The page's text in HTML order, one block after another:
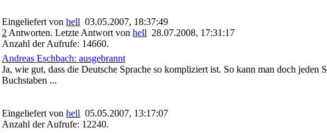
Eingeliefert von hell 03.05.2007, 18:37:49
2 Antworten. Letzte Antwort von hell 28.07.2008, 17:31:17
Anzahl der Aufrufe: 14660.
Andreas Eschbach: ausgebrannt
Ja, wie gut, dass die Deutsche Sprache so kompliziert ist. So kann man doch jeden
Buchstaben ...
Eingeliefert von hell 05.05.2007, 13:17:07
Anzahl der Aufrufe: 12240.